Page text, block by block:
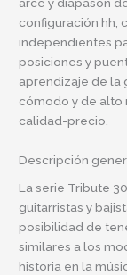
configuración hh,
independientes
posiciones y
aprendizaje de la
cómodo y de alto
calidad-precio.
Descripción
La serie Tribute
guitarristas y
posibilidad de
similares a los
historia en la